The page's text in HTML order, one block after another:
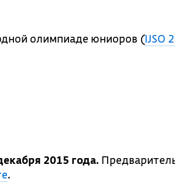
олимпиаде юниоров (IJSO
2015 года.
.